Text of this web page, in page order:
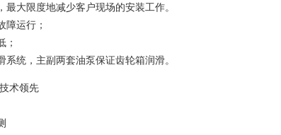
最大限度地减少客户现场的安装工作。
障运行；
；
系统，主副两套油泵保证齿轮箱润滑。
术领先